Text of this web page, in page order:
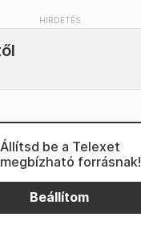
Állítsd be a Telexet
megbízható forrásnak!
Beállítom